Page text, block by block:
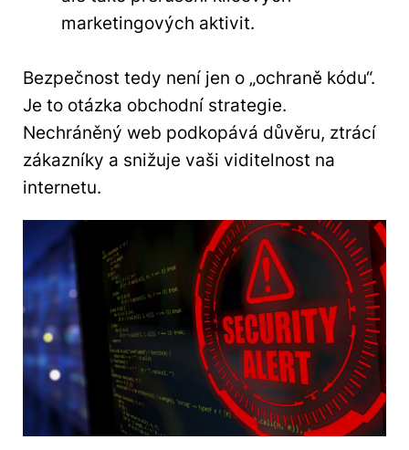
marketingových aktivit.
Bezpečnost tedy není jen o „ochraně kódu“.
Je to otázka obchodní strategie.
Nechráněný web podkopává důvěru, ztrácí
zákazníky a snižuje vaši viditelnost na
internetu.